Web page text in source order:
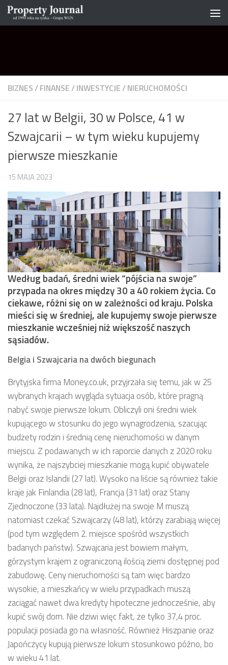
Skip to content
BIZNES/FINANSE/INWESTYCJE/NIERUCHOMOŚCI
27 lat w Belgii, 30 w Polsce, 41 w
Szwajcarii – w tym wieku kupujemy
pierwsze mieszkanie
15 MAJA 2023
Według badań, średni wiek “pójścia na swoje”
przypada na okres między 30 a 40 rokiem życia. Co
ciekawe, różni się on w zależności od kraju. Polska
mieści się w średniej, ale kupujemy swoje pierwsze
mieszkanie wcześniej niż większość naszych
sąsiadów.
Belgia i Szwajcaria na dwóch biegunach
Brytyjska firma Money.co.uk, przyjrzała się temu, jak w 25
wybranych krajach wygląda sytuacja osób, które pragną
nabyć swoje pierwsze lokum. Obliczyli oni średni wiek
kupującego w stosunku do jego wynagrodzenia, szacując
budżety rodzin i średnią cenę nieruchomości w danym
miejscu. Z podawanych w ich raporcie danych z 2020 roku
wynika, że najszybciej mieszkanie mogą kupić obywatele
Belgii oraz Islandii (27 lat). Wysoko na liście są również takie
kraje jak Finlandia (28 lat), Francja (31 lat) oraz Stany
Zjednoczone (33 lata). Najdłużej na swoje M muszą
natomiast czekać Szwajcarzy (48 lat), którzy zarabiają więcej
(pod tym względem 2. miejsce spośród wszystkich
badanych państw). Szwajcaria jest bowiem małym,
górzystym krajem z ograniczoną ilością ziemi dostępnej pod
zabudowę. Ceny nieruchomości są tam więc bardzo
wysokie, a mieszkańcy w wielu przypadkach muszą
zaciągać nawet dwa kredyty hipoteczne jednocześnie, aby
kupić swój dom. Nie dziwi więc fakt, że tylko 37,4 proc.
populacji posiada go na własność. Również Hiszpanie oraz
Japończycy kupują pierwsze lokum stosunkowo późno, bo
w wieku 41 lat.